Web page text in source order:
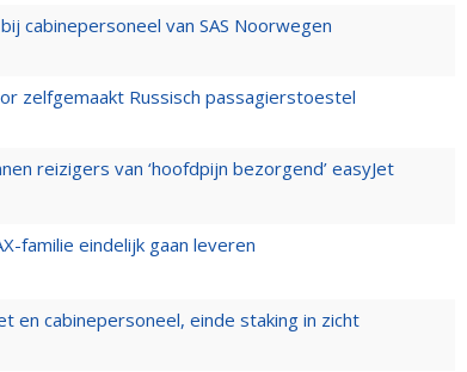
cabinepersoneel van SAS Noorwegen
zelfgemaakt Russisch passagierstoestel
reizigers van ‘hoofdpijn bezorgend’ easyJet
familie eindelijk gaan leveren
en cabinepersoneel, einde staking in zicht